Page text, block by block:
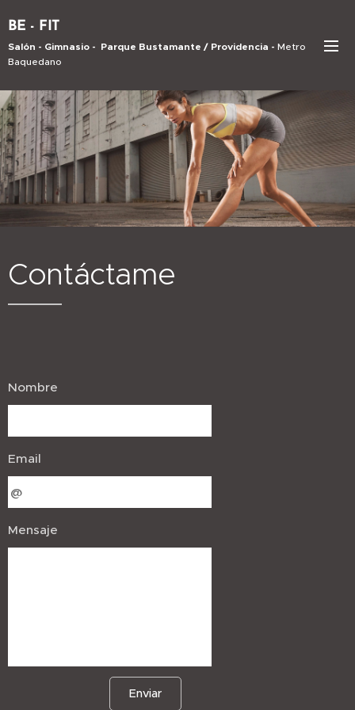
BE - FIT
Salón - Gimnasio - Parque Bustamante / Providencia - Metro
Baquedano
Contáctame
Nombre
Email
Mensaje
Enviar